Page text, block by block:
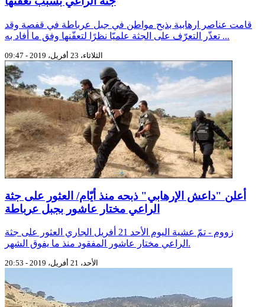
قامت عناصر ارهابية بذبح مواطن في جبل عرباطة في قفصة وقد
تعذّر التعرّف على الجثة علميّا نظرًا لتعفّنها وفق ما أفاد به ...
الثلاثاء، 23 أفريل، 2019 - 09:47
أعلن "داعش الإرهابي" ذبحه منذ أيّام/ العثور على جثة
الراعي مختار عاشور بجبل عرباطة
زووم - تمّ عشية اليوم الأحد 21 أفريل الجاري العثور على جثة
الراعي مختار عاشور المفقود منذ ما يفوق الشهر.
الأحد، 21 أفريل، 2019 - 20:53